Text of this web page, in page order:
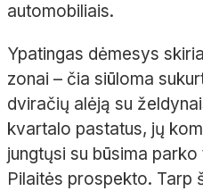
automobiliais.
Ypatingas dėmesys
zonai – čia siūloma
dviračių alėją su
kvartalo pastatus, jų
jungtųsi su būsima
Pilaitės prospekto. Tarp